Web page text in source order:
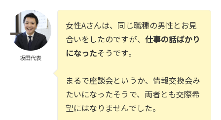
坂田代表
女性Aさんは、同じ職種の男性とお見
合いをしたのですが、 仕事の話ばかり
になったそうです。
まるで座談会というか、情報交換会み
たいになったそうで、両者とも交際希
望にはなりませんでした。